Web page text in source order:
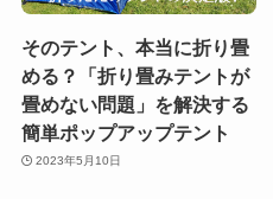
そのテント、本当に折り畳
める？「折り畳みテントが
畳めない問題」を解決する
簡単ポップアップテント
2023年5月10日